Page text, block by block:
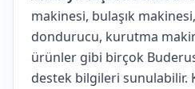
makinesi, bulaşık
dondurucu, kurutma
ürünler gibi birçok
destek bilgileri sunulabilir.